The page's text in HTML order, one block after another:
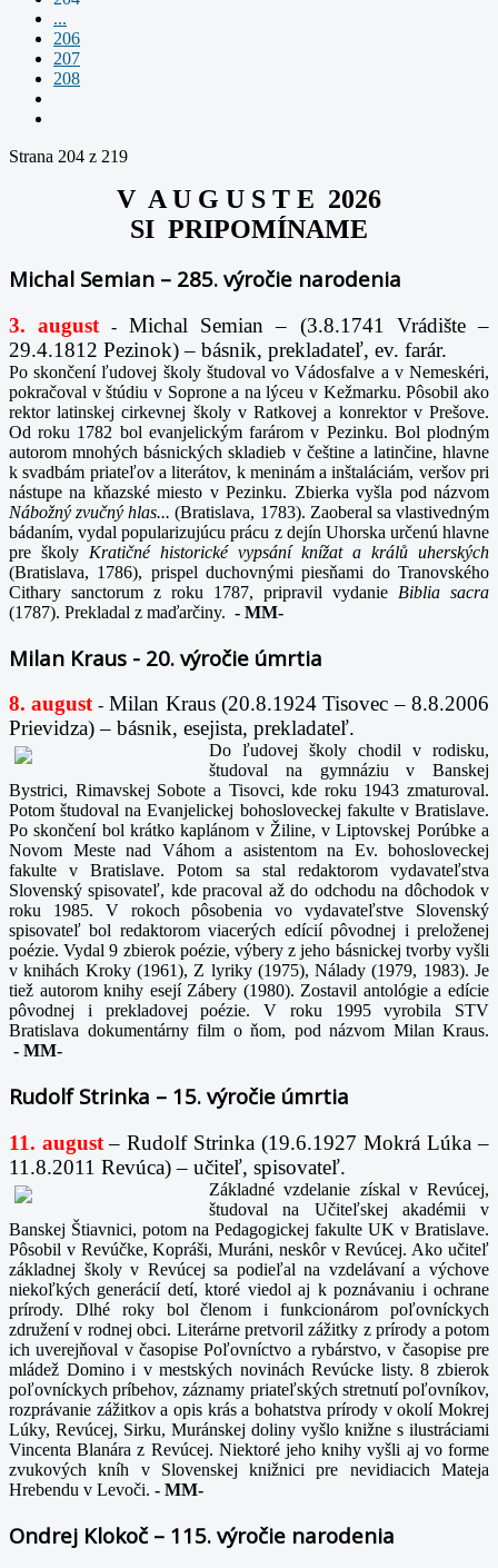
...
206
207
208
Strana 204 z 219
V A U G U S T E 2026
SI PRIPOMÍNAME
Michal Semian – 285. výročie narodenia
3. august -Michal Semian – (3.8.1741 Vrádište –
29.4.1812 Pezinok) – básnik, prekladateľ, ev. farár.
Po skončení ľudovej školy študoval vo Vádosfalve a v Nemeskéri,
pokračoval v štúdiu v Soprone a na lýceu v Kežmarku. Pôsobil ako
rektor latinskej cirkevnej školy v Ratkovej a konrektor v Prešove.
Od roku 1782 bol evanjelickým farárom v Pezinku. Bol plodným
autorom mnohých básnických skladieb v češtine a latinčine, hlavne
k svadbám priateľov a literátov, k meninám a inštaláciám, veršov pri
nástupe na kňazské miesto v Pezinku. Zbierka vyšla pod názvom
Nábožný zvučný hlas...(Bratislava, 1783). Zaoberal sa vlastivedným
bádaním, vydal popularizujúcu prácu z dejín Uhorska určenú hlavne
pre školy Kratičné historické vypsání knížat a králů uherských
(Bratislava, 1786), prispel duchovnými piesňami do Tranovského
Cithary sanctorum z roku 1787, pripravil vydanie Biblia sacra
(1787). Prekladal z maďarčiny. - MM-
Milan Kraus - 20. výročie úmrtia
8. august-Milan Kraus (20.8.1924 Tisovec – 8.8.2006
Prievidza) – básnik, esejista, prekladateľ.
Do ľudovej školy chodil v rodisku,
študoval na gymnáziu v Banskej
Bystrici, Rimavskej Sobote a Tisovci, kde roku 1943 zmaturoval.
Potom študoval na Evanjelickej bohosloveckej fakulte v Bratislave.
Po skončení bol krátko kaplánom v Žiline, v Liptovskej Porúbke a
Novom Meste nad Váhom a asistentom na Ev. bohosloveckej
fakulte v Bratislave. Potom sa stal redaktorom vydavateľstva
Slovenský spisovateľ, kde pracoval až do odchodu na dôchodok v
roku 1985. V rokoch pôsobenia vo vydavateľstve Slovenský
spisovateľ bol redaktorom viacerých edícií pôvodnej i preloženej
poézie. Vydal 9 zbierok poézie, výbery z jeho básnickej tvorby vyšli
v knihách Kroky (1961), Z lyriky (1975), Nálady (1979, 1983). Je
tiež autorom knihy esejí Zábery (1980). Zostavil antológie a edície
pôvodnej i prekladovej poézie. V roku 1995 vyrobila STV
Bratislava dokumentárny film o ňom, pod názvom Milan Kraus.
- MM-
Rudolf Strinka – 15. výročie úmrtia
11. august – Rudolf Strinka (19.6.1927 Mokrá Lúka –
11.8.2011 Revúca) – učiteľ, spisovateľ.
Základné vzdelanie získal v Revúcej,
študoval na Učiteľskej akadémii v
Banskej Štiavnici, potom na Pedagogickej fakulte UK v Bratislave.
Pôsobil v Revúčke, Kopráši, Muráni, neskôr v Revúcej. Ako učiteľ
základnej školy v Revúcej sa podieľal na vzdelávaní a výchove
niekoľkých generácií detí, ktoré viedol aj k poznávaniu i ochrane
prírody. Dlhé roky bol členom i funkcionárom poľovníckych
združení v rodnej obci. Literárne pretvoril zážitky z prírody a potom
ich uverejňoval v časopise Poľovníctvo a rybárstvo, v časopise pre
mládež Domino i v mestských novinách Revúcke listy. 8 zbierok
poľovníckych príbehov, záznamy priateľských stretnutí poľovníkov,
rozprávanie zážitkov a opis krás a bohatstva prírody v okolí Mokrej
Lúky, Revúcej, Sirku, Muránskej doliny vyšlo knižne s ilustráciami
Vincenta Blanára z Revúcej. Niektoré jeho knihy vyšli aj vo forme
zvukových kníh v Slovenskej knižnici pre nevidiacich Mateja
Hrebendu v Levoči. - MM-
Ondrej Klokoč – 115. výročie narodenia